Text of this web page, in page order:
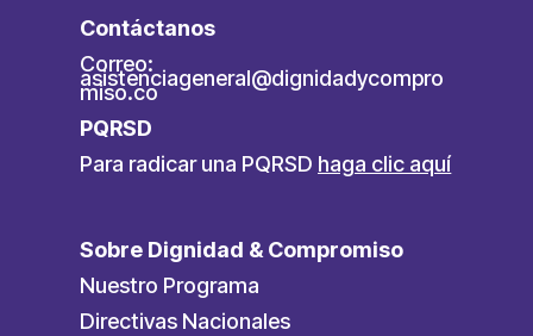
Contáctanos
Correo:
asistenciageneral@dignidadycompro
miso.co
PQRSD
Para radicar una PQRSD haga clic aquí
Sobre Dignidad & Compromiso
Nuestro Programa
Directivas Nacionales